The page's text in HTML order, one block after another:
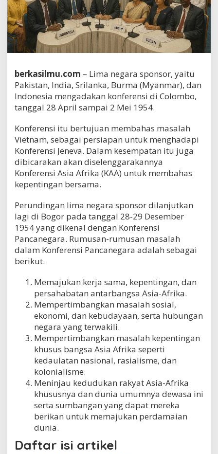
berkasilmu.com – Lima negara sponsor, yaitu
Pakistan, India, Srilanka, Burma (Myanmar), dan
Indonesia mengadakan konferensi di Colombo,
tanggal 28 April sampai 2 Mei 1954.
Konferensi itu bertujuan membahas masalah
Vietnam, sebagai persiapan untuk menghadapi
Konferensi Jeneva. Dalam kesempatan itu juga
dibicarakan akan diselenggarakannya
Konferensi Asia Afrika (KAA) untuk membahas
kepentingan bersama.
Perundingan lima negara sponsor dilanjutkan
lagi di Bogor pada tanggal 28-29 Desember
1954 yang dikenal dengan Konferensi
Pancanegara. Rumusan-rumusan masalah
dalam Konferensi Pancanegara adalah sebagai
berikut.
Memajukan kerja sama, kepentingan, dan
persahabatan antarbangsa Asia-Afrika.
Mempertimbangkan masalah sosial,
ekonomi, dan kebudayaan, serta hubungan
negara yang terwakili.
Mempertimbangkan masalah kepentingan
khusus bangsa Asia Afrika seperti
kedaulatan nasional, rasialisme, dan
kolonialisme.
Meninjau kedudukan rakyat Asia-Afrika
khususnya dan dunia umumnya dewasa ini
serta sumbangan yang dapat mereka
berikan untuk memajukan perdamaian
dunia.
Daftar isi artikel